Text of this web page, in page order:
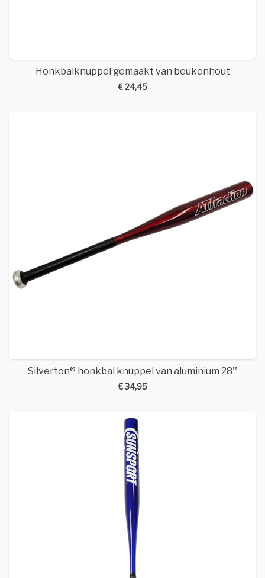
Honkbalknuppel gemaakt van beukenhout
€ 24,45
Silverton® honkbal knuppel van aluminium 28''
€ 34,95